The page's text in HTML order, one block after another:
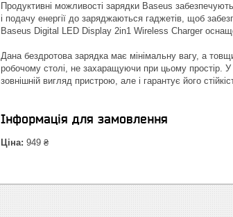
Продуктивні можливості зарядки Baseus
і подачу енергії до заряджаються гаджетів, щоб
Baseus Digital LED Display 2in1 Wireless Charger
Дана бездротова зарядка має мінімальну вагу, а
робочому столі, не захаращуючи при цьому простір. У
зовнішній вигляд пристрою, але і гарантує його
Інформація для замовлення
Ціна: 949 ₴